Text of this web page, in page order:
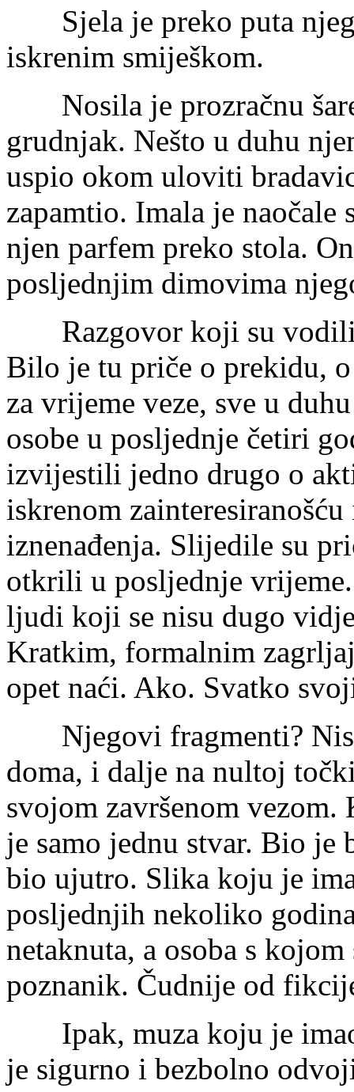
Sjela je preko puta
iskrenim smiješkom.
Nosila je prozračnu
grudnjak. Nešto u duhu
uspio okom uloviti
zapamtio. Imala je
njen parfem preko stola.
posljednjim dimovima
Razgovor koji su vodili
Bilo je tu priče o prekidu,
za vrijeme veze, sve u
osobe u posljednje četiri
izvijestili jedno drugo o
iskrenom
iznenađenja. Slijedile su
otkrili u posljednje
ljudi koji se nisu dugo
Kratkim, formalnim
opet naći. Ako. Svatko
Njegovi fragmenti?
doma, i dalje na nultoj
svojom završenom
je samo jednu stvar. Bio je
bio ujutro. Slika koju je
posljednjih nekoliko
netaknuta, a osoba s
poznanik. Čudnije od
Ipak, muza koju je
je sigurno i bezbolno